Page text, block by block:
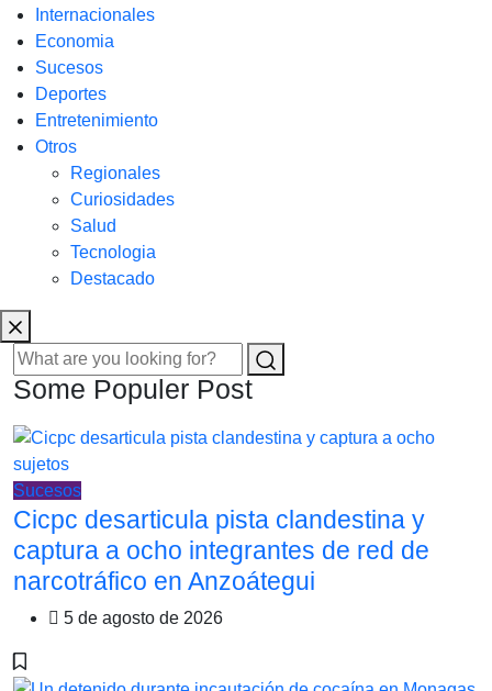
Internacionales
Economia
Sucesos
Deportes
Entretenimiento
Otros
Regionales
Curiosidades
Salud
Tecnologia
Destacado
Some Populer Post
Sucesos
Cicpc desarticula pista clandestina y
captura a ocho integrantes de red de
narcotráfico en Anzoátegui
5 de agosto de 2026